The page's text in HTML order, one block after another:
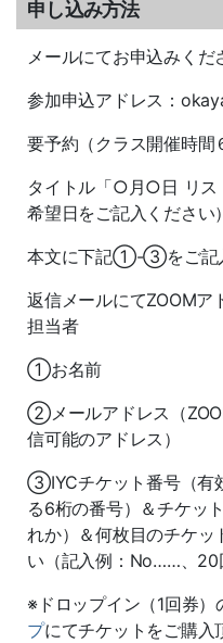
申し込み方法
メールにてお申込みくだ
参加申込アドレス：
要予約（クラス開催時間
タイトル「○月○日 リス
希望日をご記入ください
本文に下記①-③をご記入
返信メールにてZOOMア
担当者
①お名前
②メールアドレス（
信可能のアドレス）
③IYCチケット番号（有
る6桁の番号）＆チケッ
れか）＆何枚目のチケッ
い（記入例：No……、20
※ドロップイン（1回券）
プにてチケットをご購